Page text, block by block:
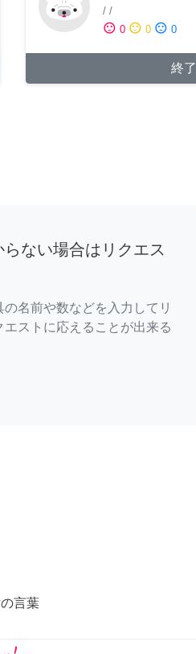
/ /
sentiment_satisfied 0 sentiment_neutral 0 sentiment_dissatisfied 0
終了
ない場合はリクエス
名前や数などを入力してリ
ストに応えることが出来る
言葉